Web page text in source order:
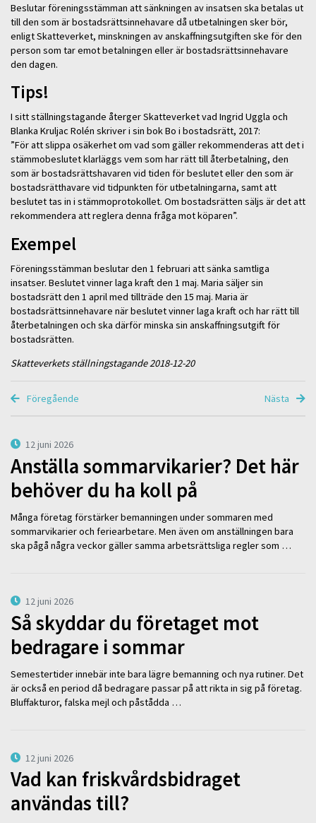
Beslutar föreningsstämman att sänkningen av insatsen ska betalas ut
till den som är bostadsrättsinnehavare då utbetalningen sker bör,
enligt Skatteverket, minskningen av anskaffningsutgiften ske för den
person som tar emot betalningen eller är bostadsrättsinnehavare
den dagen.
Tips!
I sitt ställningstagande återger Skatteverket vad Ingrid Uggla och
Blanka Kruljac Rolén skriver i sin bok Bo i bostadsrätt, 2017:
”För att slippa osäkerhet om vad som gäller rekommenderas att det i
stämmobeslutet klarläggs vem som har rätt till återbetalning, den
som är bostadsrättshavaren vid tiden för beslutet eller den som är
bostadsrätthavare vid tidpunkten för utbetalningarna, samt att
beslutet tas in i stämmoprotokollet. Om bostadsrätten säljs är det att
rekommendera att reglera denna fråga mot köparen”.
Exempel
Föreningsstämman beslutar den 1 februari att sänka samtliga
insatser. Beslutet vinner laga kraft den 1 maj. Maria säljer sin
bostadsrätt den 1 april med tillträde den 15 maj. Maria är
bostadsrättsinnehavare när beslutet vinner laga kraft och har rätt till
återbetalningen och ska därför minska sin anskaffningsutgift för
bostadsrätten.
Skatteverkets ställningstagande 2018-12-20
Föregående Nästa
12 juni 2026
Anställa sommarvikarier? Det här
behöver du ha koll på
Många företag förstärker bemanningen under sommaren med
sommarvikarier och feriearbetare. Men även om anställningen bara
ska pågå några veckor gäller samma arbetsrättsliga regler som …
12 juni 2026
Så skyddar du företaget mot
bedragare i sommar
Semestertider innebär inte bara lägre bemanning och nya rutiner. Det
är också en period då bedragare passar på att rikta in sig på företag.
Bluffakturor, falska mejl och påstådda …
12 juni 2026
Vad kan friskvårdsbidraget
användas till?